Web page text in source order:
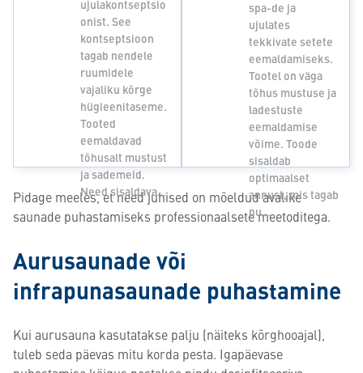
ujulakontseptsio
onist. See
kontseptsioon
tagab nendele
ruumidele
vajaliku kõrge
hügieenitaseme.
Tooted
eemaldavad
tõhusalt mustust
ja sademeid.
Need sisaldava…
spa-de ja
ujulates
tekkivate setete
eemaldamiseks.
Tootel on väga
tõhus mustuse ja
ladestuste
eemaldamise
võime. Toode
sisaldab
optimaalset
annust, mis tagab
pu…
Pidage meeles, et need juhised on mõeldud avalike
saunade puhastamiseks professionaalsete meetoditega.
Aurusaunade või
infrapunasaunade puhastamine
Kui aurusauna kasutatakse palju (näiteks kõrghooajal),
tuleb seda päevas mitu korda pesta. Igapäevase